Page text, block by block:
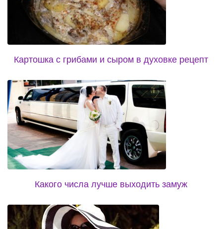
Картошка с грибами и сыром в духовке рецепт
Какого числа лучше выходить замуж